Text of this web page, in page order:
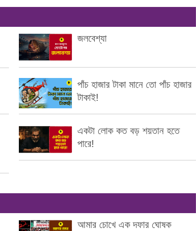
জলবেশ্যা
পাঁচ হাজার টাকা মানে তো পাঁচ হাজার
টাকাই!
একটা লোক কত বড় শয়তান হতে
পারে!
আমার চোখে এক দফার ঘোষক